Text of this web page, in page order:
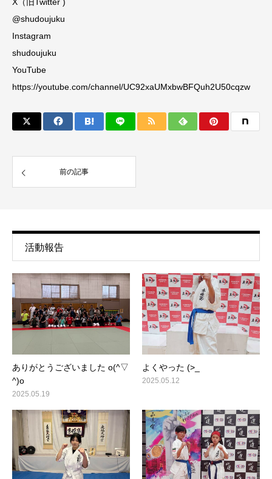
@shudoujuku
Instagram
shudoujuku
YouTube
https://youtube.com/channel/UC92xaUMxbwBFQuh2U50cqzw
前の記事
活動報告
ありがとうございました o(^▽
^)o
2025.05.19
よくやった (>_
2025.05.12